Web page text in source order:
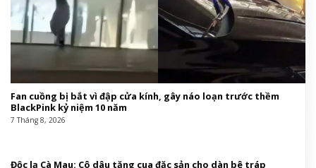
Fan cuồng bị bắt vì đập cửa kính, gây náo loạn trước thềm
BlackPink kỷ niệm 10 năm
7 Tháng 8, 2026
Độc lạ Cà Mau: Cô dâu tặng cua đặc sản cho dàn bê tráp